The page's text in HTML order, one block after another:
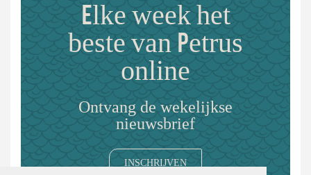
Elke week het
beste van Petrus
online
Ontvang de wekelijkse
nieuwsbrief
INSCHRIJVEN